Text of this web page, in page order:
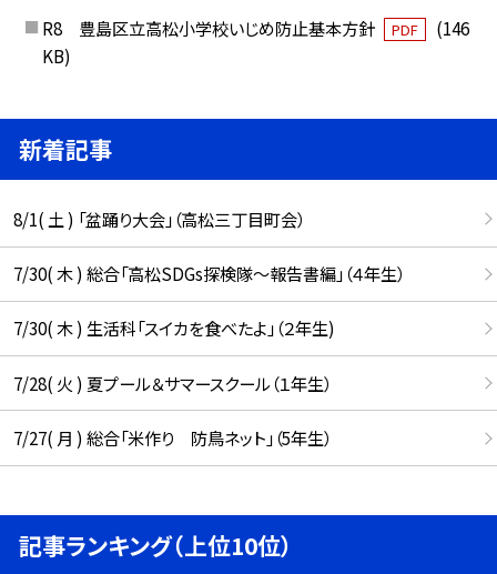
R8 豊島区立高松小学校いじめ防止基本方針
PDF
(146
KB)
新着記事
8/1( 土 ) 「盆踊り大会」（高松三丁目町会）
7/30( 木 ) 総合「高松SDGs探検隊〜報告書編」（４年生）
7/30( 木 ) 生活科「スイカを食べたよ」（２年生)
7/28( 火 ) 夏プール＆サマースクール（１年生）
7/27( 月 ) 総合「米作り 防鳥ネット」（5年生）
記事ランキング（上位10位）